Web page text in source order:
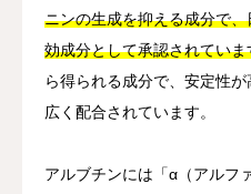
ニンの生成を抑える成分で
効成分として承認されていま
ら得られる成分で、安定性
広く配合されています。
アルブチンには「α（アルフ